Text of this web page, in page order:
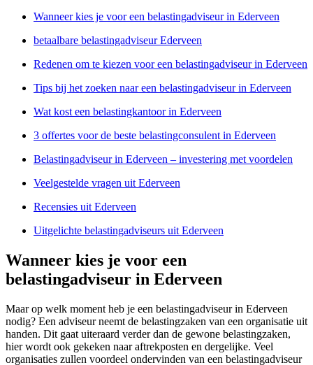
Wanneer kies je voor een belastingadviseur in Ederveen
betaalbare belastingadviseur Ederveen
Redenen om te kiezen voor een belastingadviseur in Ederveen
Tips bij het zoeken naar een belastingadviseur in Ederveen
Wat kost een belastingkantoor in Ederveen
3 offertes voor de beste belastingconsulent in Ederveen
Belastingadviseur in Ederveen – investering met voordelen
Veelgestelde vragen uit Ederveen
Recensies uit Ederveen
Uitgelichte belastingadviseurs uit Ederveen
Wanneer kies je voor een
belastingadviseur in Ederveen
Maar op welk moment heb je een belastingadviseur in Ederveen
nodig? Een adviseur neemt de belastingzaken van een organisatie uit
handen. Dit gaat uiteraard verder dan de gewone belastingzaken,
hier wordt ook gekeken naar aftrekposten en dergelijke. Veel
organisaties zullen voordeel ondervinden van een belastingadviseur